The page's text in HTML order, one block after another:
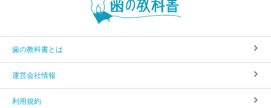
歯の教科書とは
運営会社情報
利用規約